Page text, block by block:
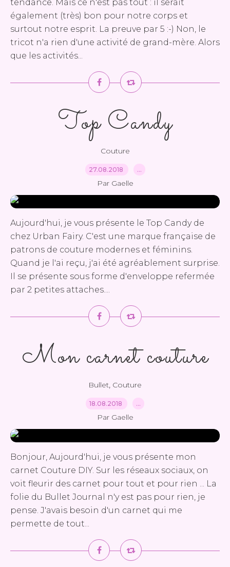
tendance. Mais ce n'est pas tout : il serait
également (très) bon pour notre corps et
surtout notre esprit. La preuve par 5 :-) Non, le
tricot n'a rien d'une activité de grand-mère. Alors
que les activités...
Top Candy
Couture
27.08.2018 …
Par Gaelle
Aujourd'hui, je vous présente le Top Candy de
chez Urban Fairy. C'est une marque française de
patrons de couture modernes et féminins.
Quand je l'ai reçu, j'ai été agréablement surprise.
Il se présente sous forme d'enveloppe refermée
par 2 petites attaches....
Mon carnet couture
Bullet, Couture
18.08.2018 …
Par Gaelle
Bonjour, Aujourd'hui, je vous présente mon
carnet Couture DIY. Sur les réseaux sociaux, on
voit fleurir des carnet pour tout et pour rien ... La
folie du Bullet Journal n'y est pas pour rien, je
pense. J'avais besoin d'un carnet qui me
permette de tout...